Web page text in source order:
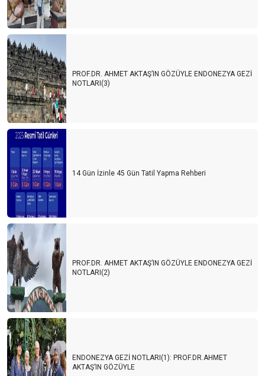
PROF.DR. AHMET AKTAŞ’IN GÖZÜYLE ENDONEZYA GEZİ
NOTLARI(3)
14 Gün İzinle 45 Gün Tatil Yapma Rehberi
PROF.DR. AHMET AKTAŞ’IN GÖZÜYLE ENDONEZYA GEZİ
NOTLARI(2)
ENDONEZYA GEZİ NOTLARI(1): PROF.DR.AHMET
AKTAŞ’IN GÖZÜYLE